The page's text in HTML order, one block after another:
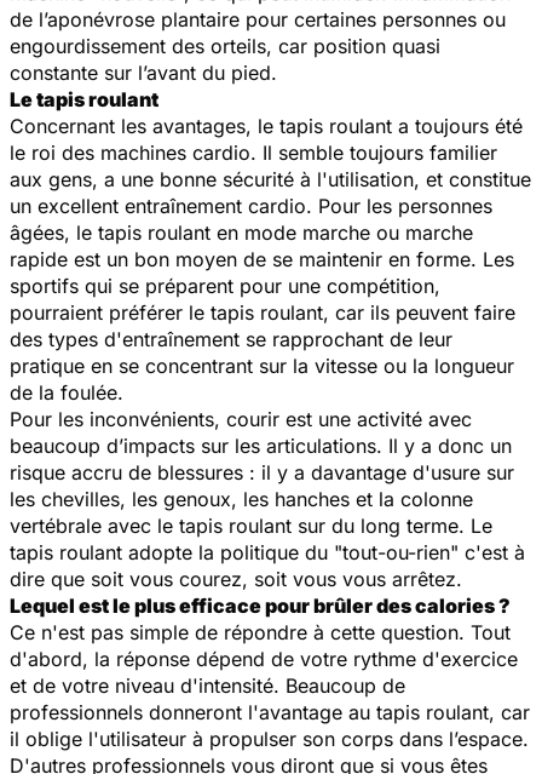
de l’aponévrose plantaire pour certaines personnes ou
engourdissement des orteils, car position quasi
constante sur l’avant du pied.
Le tapis roulant
Concernant les avantages, le tapis roulant a toujours été
le roi des machines cardio. Il semble toujours familier
aux gens, a une bonne sécurité à l'utilisation, et constitue
un excellent entraînement cardio. Pour les personnes
âgées, le tapis roulant en mode marche ou marche
rapide est un bon moyen de se maintenir en forme. Les
sportifs qui se préparent pour une compétition,
pourraient préférer le tapis roulant, car ils peuvent faire
des types d'entraînement se rapprochant de leur
pratique en se concentrant sur la vitesse ou la longueur
de la foulée.
Pour les inconvénients, courir est une activité avec
beaucoup d’impacts sur les articulations. Il y a donc un
risque accru de blessures : il y a davantage d'usure sur
les chevilles, les genoux, les hanches et la colonne
vertébrale avec le tapis roulant sur du long terme. Le
tapis roulant adopte la politique du "tout-ou-rien" c'est à
dire que soit vous courez, soit vous vous arrêtez.
Lequel est le plus efficace pour brûler des calories ?
Ce n'est pas simple de répondre à cette question. Tout
d'abord, la réponse dépend de votre rythme d'exercice
et de votre niveau d'intensité. Beaucoup de
professionnels donneront l'avantage au tapis roulant, car
il oblige l'utilisateur à propulser son corps dans l’espace.
D'autres professionnels vous diront que si vous êtes